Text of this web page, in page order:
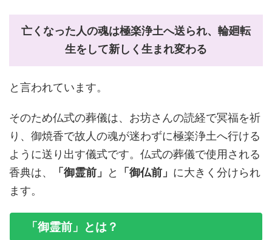
亡くなった人の魂は極楽浄土へ送られ、輪廻転
生をして新しく生まれ変わる
と言われています。
そのため仏式の葬儀は、お坊さんの読経で冥福を祈
り、御焼香で故人の魂が迷わずに極楽浄土へ行ける
ように送り出す儀式です。仏式の葬儀で使用される
香典は、
「御霊前」 と 「御仏前」 に大きく分けられ
ます。
「御霊前」とは？